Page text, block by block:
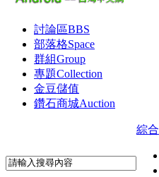
討論區BBS
部落格Space
群組Group
專題Collection
金豆儲值
鑽石商城Auction
綜合